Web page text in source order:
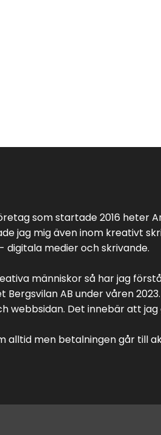
som startade 2016 heter
jag mig även inom kreativt
medier och skrivande.
människor så har jag
AB under våren
webbsidan. Det innebär att
alltid men betalningen går till